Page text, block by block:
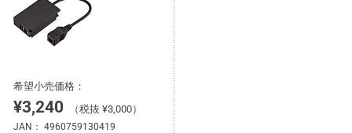
希望小売価格：
¥3,240 （税抜 ¥3,000）
JAN： 4960759130419